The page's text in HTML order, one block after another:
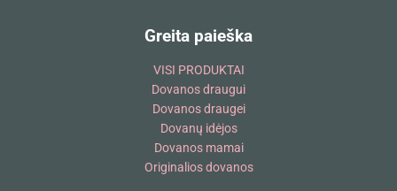
Greita paieška
VISI PRODUKTAI
Dovanos draugui
Dovanos draugei
Dovanų idėjos
Dovanos mamai
Originalios dovanos